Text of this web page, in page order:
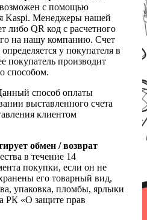
с помощью
Kaspi. Менеджеры нашей
либо QR код с расчетного
на нашу компанию. Счет
у покупателя в
покупатель производит
способом.
способ оплаты
выставленного счета
клиентом
обмен / возврат
в течение 14
покупки, если он не
его товарный вид,
упаковка, пломбы, ярлыки
РК «О защите прав